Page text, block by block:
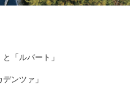
「ルバート」
ンツァ」